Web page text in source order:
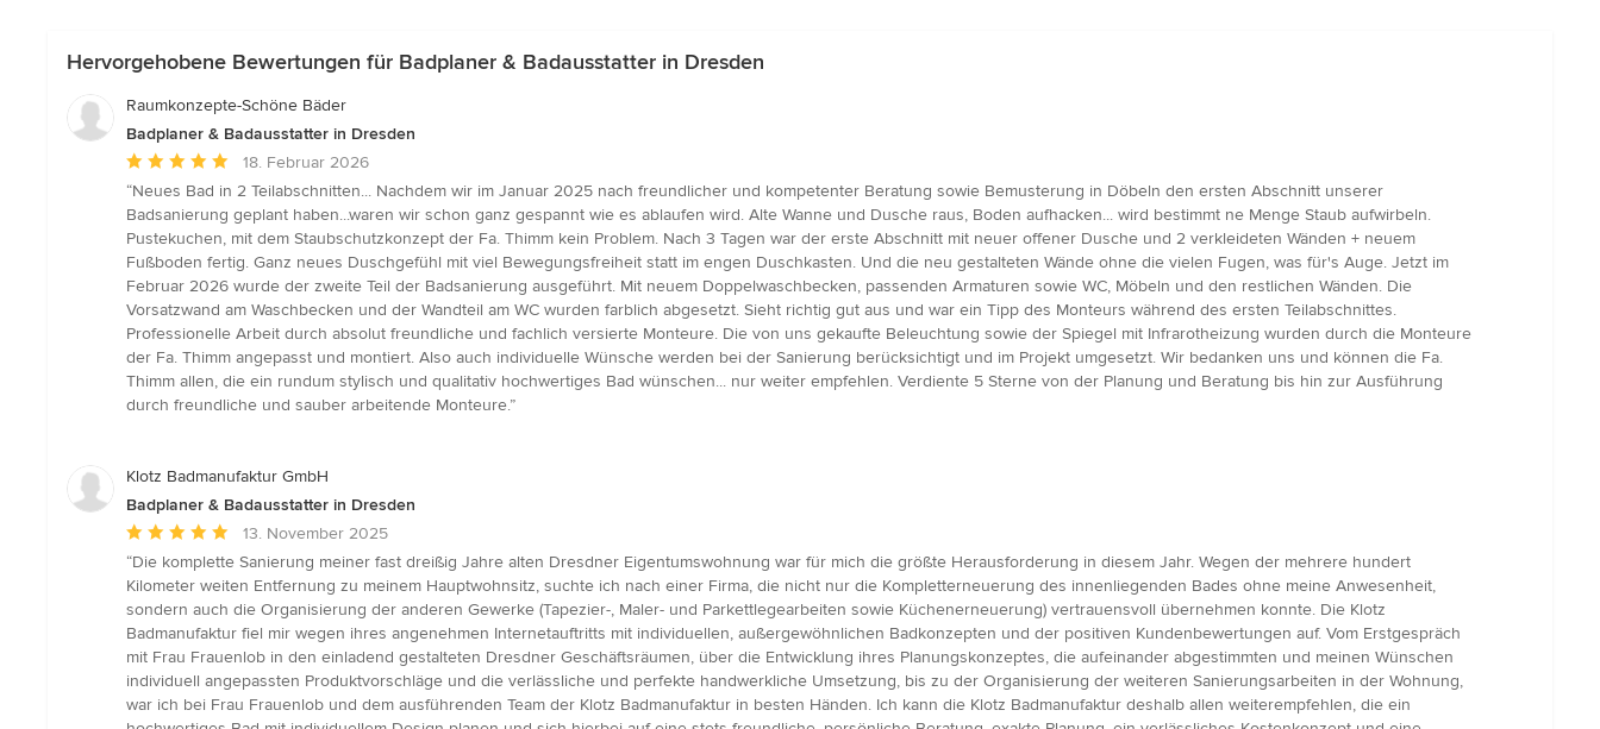
Hervorgehobene Bewertungen für Badplaner & Badausstatter in Dresden
Raumkonzepte-Schöne Bäder
Badplaner & Badausstatter in Dresden
Durchschnittliche
Bewertung:
5
von
5
Sternen
18. Februar 2026
“Neues Bad in 2 Teilabschnitten... Nachdem wir im Januar 2025 nach freundlicher und kompetenter Beratung sowie Bemusterung in Döbeln den ersten Abschnitt unserer
Badsanierung geplant haben...waren wir schon ganz gespannt wie es ablaufen wird. Alte Wanne und Dusche raus, Boden aufhacken... wird bestimmt ne Menge Staub aufwirbeln.
Pustekuchen, mit dem Staubschutzkonzept der Fa. Thimm kein Problem. Nach 3 Tagen war der erste Abschnitt mit neuer offener Dusche und 2 verkleideten Wänden + neuem
Fußboden fertig. Ganz neues Duschgefühl mit viel Bewegungsfreiheit statt im engen Duschkasten. Und die neu gestalteten Wände ohne die vielen Fugen, was für's Auge. Jetzt im
Februar 2026 wurde der zweite Teil der Badsanierung ausgeführt. Mit neuem Doppelwaschbecken, passenden Armaturen sowie WC, Möbeln und den restlichen Wänden. Die
Vorsatzwand am Waschbecken und der Wandteil am WC wurden farblich abgesetzt. Sieht richtig gut aus und war ein Tipp des Monteurs während des ersten Teilabschnittes.
Professionelle Arbeit durch absolut freundliche und fachlich versierte Monteure. Die von uns gekaufte Beleuchtung sowie der Spiegel mit Infrarotheizung wurden durch die Monteure
der Fa. Thimm angepasst und montiert. Also auch individuelle Wünsche werden bei der Sanierung berücksichtigt und im Projekt umgesetzt. Wir bedanken uns und können die Fa.
Thimm allen, die ein rundum stylisch und qualitativ hochwertiges Bad wünschen... nur weiter empfehlen. Verdiente 5 Sterne von der Planung und Beratung bis hin zur Ausführung
durch freundliche und sauber arbeitende Monteure.”
Klotz Badmanufaktur GmbH
Badplaner & Badausstatter in Dresden
Durchschnittliche
Bewertung:
5
von
5
Sternen
13. November 2025
“Die komplette Sanierung meiner fast dreißig Jahre alten Dresdner Eigentumswohnung war für mich die größte Herausforderung in diesem Jahr. Wegen der mehrere hundert
Kilometer weiten Entfernung zu meinem Hauptwohnsitz, suchte ich nach einer Firma, die nicht nur die Kompletterneuerung des innenliegenden Bades ohne meine Anwesenheit,
sondern auch die Organisierung der anderen Gewerke (Tapezier-, Maler- und Parkettlegearbeiten sowie Küchenerneuerung) vertrauensvoll übernehmen konnte. Die Klotz
Badmanufaktur fiel mir wegen ihres angenehmen Internetauftritts mit individuellen, außergewöhnlichen Badkonzepten und der positiven Kundenbewertungen auf. Vom Erstgespräch
mit Frau Frauenlob in den einladend gestalteten Dresdner Geschäftsräumen, über die Entwicklung ihres Planungskonzeptes, die aufeinander abgestimmten und meinen Wünschen
individuell angepassten Produktvorschläge und die verlässliche und perfekte handwerkliche Umsetzung, bis zu der Organisierung der weiteren Sanierungsarbeiten in der Wohnung,
war ich bei Frau Frauenlob und dem ausführenden Team der Klotz Badmanufaktur in besten Händen. Ich kann die Klotz Badmanufaktur deshalb allen weiterempfehlen, die ein